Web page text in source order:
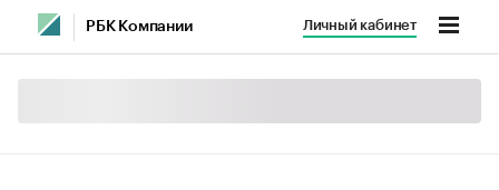
РБК Компании Личный кабинет